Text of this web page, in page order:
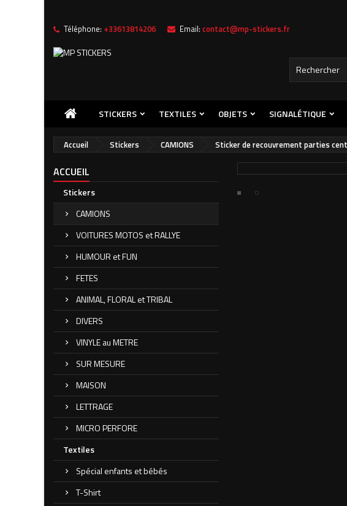
Téléphone: +33613814206 Email: contact@mp-stickers.fr
STICKERS TEXTILES OBJETS SIGNALÉTIQUE
Accueil Stickers CAMIONS Sticker de recouvrement parties
ACCUEIL
Stickers
CAMIONS
VOITURES MOTOS et RALLYE
HUMOUR et FUN
FETES
ANIMAL, FLORAL et TRIBAL
DIVERS
VINYLE au METRE
SUR MESURE
MAISON
LETTRAGE
MICRO PERFORE
Textiles
Spécial enfants et bébés
T-Shirt
Mes listes
((title))
Connexion
Vous devez être